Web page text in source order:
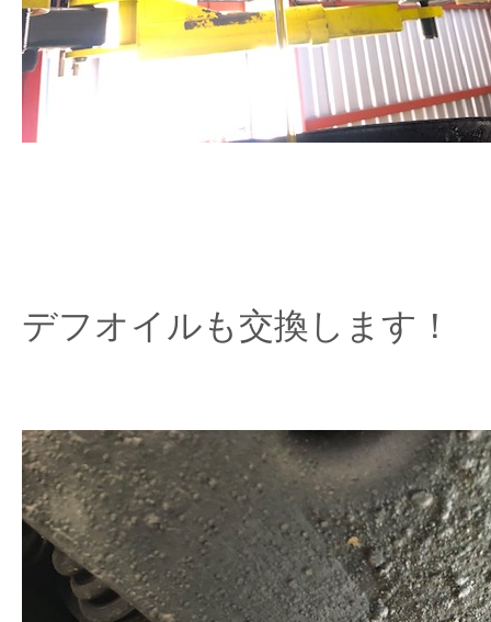
デフオイルも交換します！